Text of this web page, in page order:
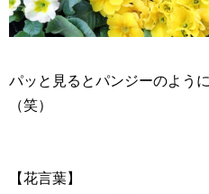
パッと見るとパンジーのよう
（笑）
【花言葉】